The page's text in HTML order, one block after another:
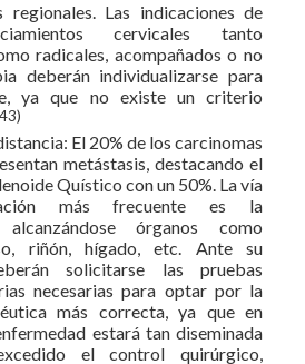
regionales. Las indicaciones de
cervicales tanto
radicales, acompañados o no
deberán individualizarse para
ya que no existe un criterio
El 20% de los carcinomas
metástasis, destacando el
Quístico con un 50%. La vía
más frecuente es la
alcanzándose órganos como
riñón, hígado, etc. Ante su
solicitarse las pruebas
necesarias para optar por la
más correcta, ya que en
estará tan diseminada
el control quirúrgico,